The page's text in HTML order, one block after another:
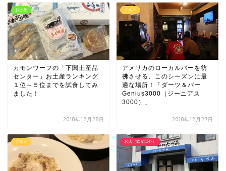
お土産
カモンワーフの「下関土産品
センター」お土産ランキング
１位～５位までを試食してみ
ました！
2018年12月28日
グルメ
アメリカのローカルバーを彷
彿させる、このシーズンに最
適な場所！「ダーツ＆バー
Genius3000（ジーニアス
3000）」
2018年12月27日
グルメ お店（飲食以外）